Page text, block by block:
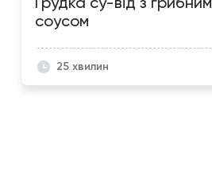
соусом
25 хвилин